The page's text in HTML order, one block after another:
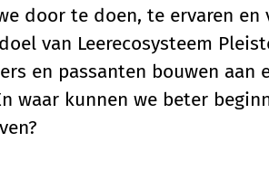
door te doen, te ervaren en
van Leerecosysteem
en passanten bouwen aan
waar kunnen we beter